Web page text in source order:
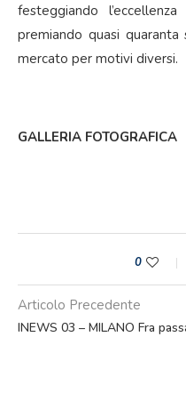
festeggiando
premiando quasi
mercato per motivi diversi.
GALLERIA FOTOGRAFICA
0
Articolo Precedente
INEWS 03 – MILANO Fra